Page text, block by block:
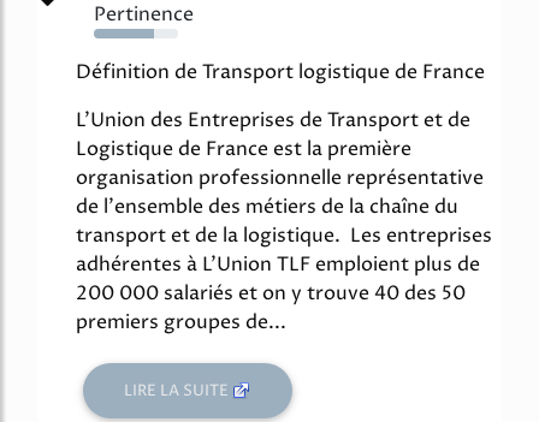
Pertinence
71%
Définition de Transport logistique de France
L'Union des Entreprises de Transport et de
Logistique de France est la première
organisation professionnelle représentative
de l'ensemble des métiers de la chaîne du
transport et de la logistique. Les entreprises
adhérentes à L'Union TLF emploient plus de
200 000 salariés et on y trouve 40 des 50
premiers groupes de...
LIRE LA SUITE